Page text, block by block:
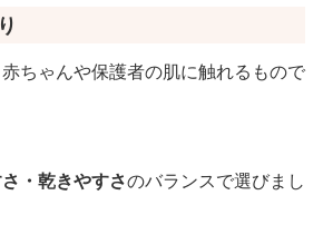
ちゃんや保護者の肌に触れるもので
・乾きやすさのバランスで選びまし